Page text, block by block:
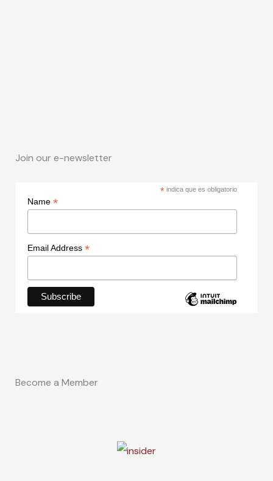
Join our e-newsletter
* indica que es obligatorio
Name *
Email Address *
Become a Member